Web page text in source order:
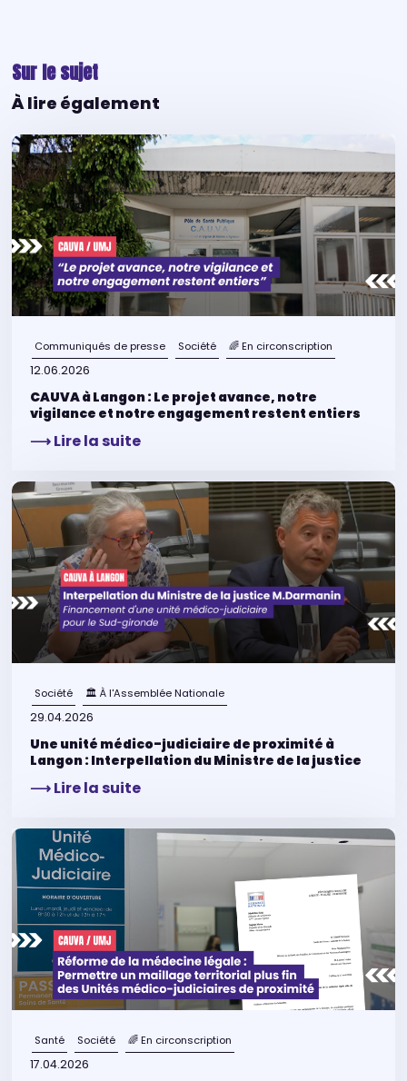
Sur le sujet
À lire également
Communiqués de presse Société 🌈 En circonscription
12.06.2026
CAUVA à Langon : Le projet avance, notre
vigilance et notre engagement restent entiers
⟶ Lire la suite
Société 🏛 À l'Assemblée Nationale
29.04.2026
Une unité médico-judiciaire de proximité à
Langon : Interpellation du Ministre de la justice
⟶ Lire la suite
Santé Société 🌈 En circonscription
17.04.2026